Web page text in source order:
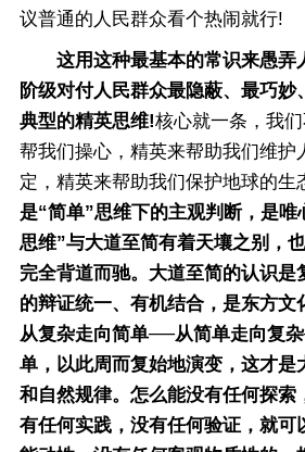
议普通的人民群众看个热闹就行!
这用这种最基本的常识来愚弄
阶级对付人民群众最隐蔽、最巧
典型的精英思维!核心就一条，我
帮我们操心，精英来帮助我们维护
定，精英来帮助我们保护地球的生
是“简单”思维下的主观判断，是
思维”与大道至简有着天壤之别，
完全背道而驰。大道至简的认识是
的辩证统一、有机结合，是东方文
从复杂走向简单──从简单走向复
单，以此周而复始地演变，这才是
和自然规律。怎么能没有任何探索
有任何实践，没有任何验证，就可